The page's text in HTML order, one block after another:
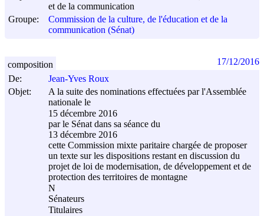
et de la communication
Groupe:
Commission de la culture, de l'éducation et de la
communication (Sénat)
De:
Jean-Yves Roux
Objet:
A la suite des nominations effectuées par l'Assemblée
nationale le
15 décembre 2016
par le Sénat dans sa séance du
13 décembre 2016
cette Commission mixte paritaire chargée de proposer
un texte sur les dispositions restant en discussion du
projet de loi de modernisation, de développement et de
protection des territoires de montagne
N
Sénateurs
Titulaires
composition 17/12/2016